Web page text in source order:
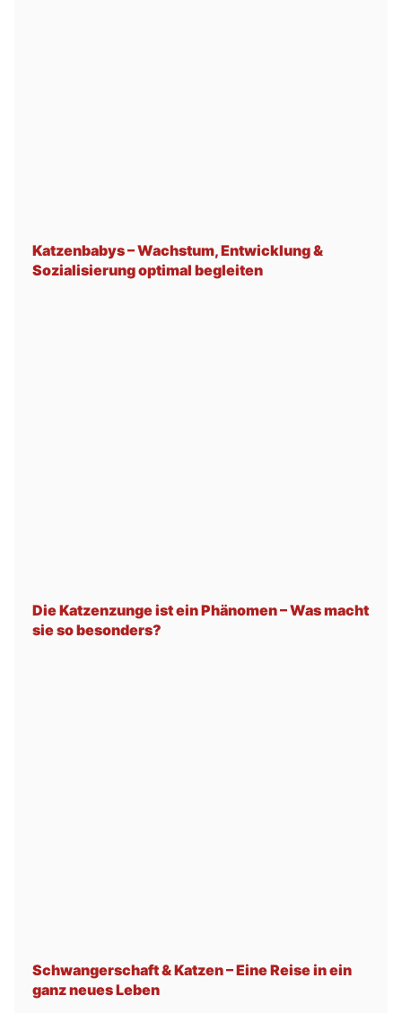
Katzenbabys – Wachstum, Entwicklung &
Sozialisierung optimal begleiten
Die Katzenzunge ist ein Phänomen – Was macht
sie so besonders?
Schwangerschaft & Katzen – Eine Reise in ein
ganz neues Leben